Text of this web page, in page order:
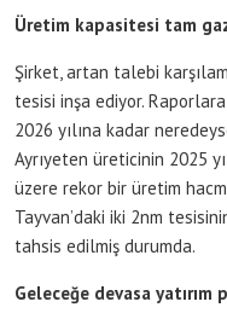
Üretim kapasitesi tam
Şirket, artan talebi
tesisi inşa ediyor.
2026 yılına kadar
Ayrıyeten üreticinin 2025
üzere rekor bir üretim
Tayvan’daki iki 2nm
tahsis edilmiş durumda.
Geleceğe devasa yatırım